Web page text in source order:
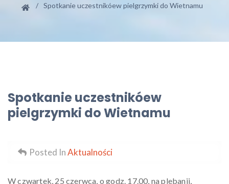
Spotkanie uczestnikóew pielgrzymki do Wietnamu
Spotkanie uczestnikóew
pielgrzymki do Wietnamu
Posted InAktualności
W czwartek, 25 czerwca, o godz. 17.00, na plebanii,